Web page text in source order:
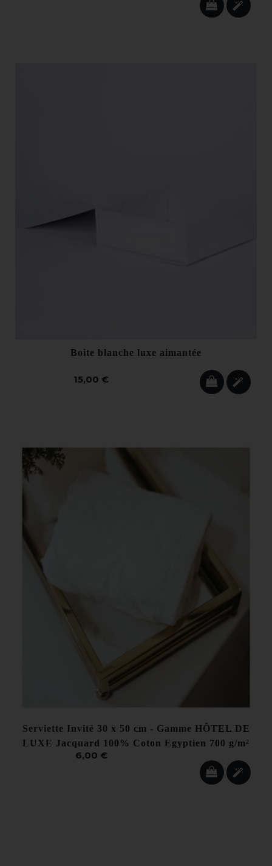
Boite blanche luxe aimantée
15,00 €
Serviette Invité 30 x 50 cm - Gamme HÔTEL DE
LUXE Jacquard 100% Coton Egyptien 700 g/m²
6,00 €